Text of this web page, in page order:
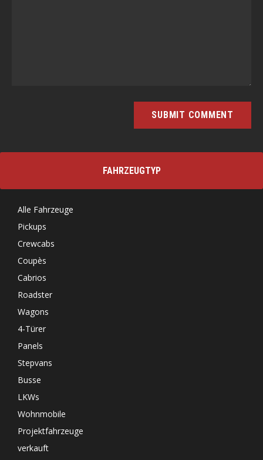
FAHRZEUGTYP
Alle Fahrzeuge
Pickups
Crewcabs
Coupès
Cabrios
Roadster
Wagons
4-Türer
Panels
Stepvans
Busse
LKWs
Wohnmobile
Projektfahrzeuge
verkauft